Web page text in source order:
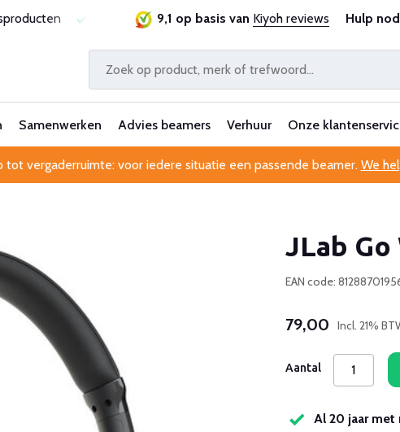
prijsgarantie Al 25 jaar betrouwbaar en ervaren
9,1 op basis van Kiyoh reviews Hulp
Samenwerken Advies beamers Verhuur Onze
tot vergaderruimte: voor iedere situatie een passende beamer. We
JLab
EAN code:
79,00 Incl. 21%
Aantal
Al 20 jaar met